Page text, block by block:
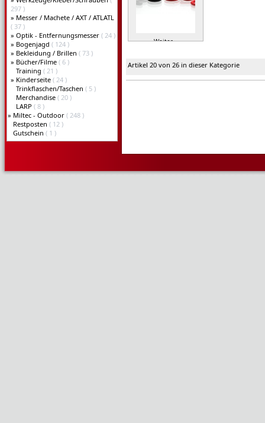
297 )
» Messer / Machete / AXT / ATLATL
( 37 )
» Optik - Entfernungsmesser ( 24 )
» Bogenjagd ( 124 )
» Bekleidung / Brillen ( 73 )
» Bücher/Filme ( 6 )
Training ( 21 )
» Kinderseite ( 24 )
Trinkflaschen/Taschen ( 5 )
Merchandise ( 20 )
LARP ( 8 )
» Miltec - Outdoor ( 248 )
Restposten ( 12 )
Gutschein ( 1 )
Weiter »
Artikel 20 von 26 in dieser Kategorie